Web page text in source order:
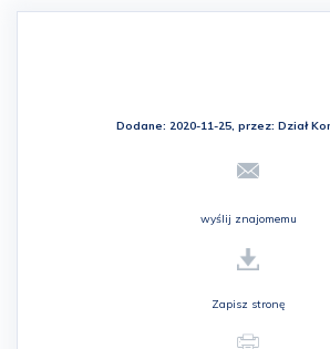
Dodane: 2020-11-25, przez: Dział
wyślij znajomemu
Zapisz stronę